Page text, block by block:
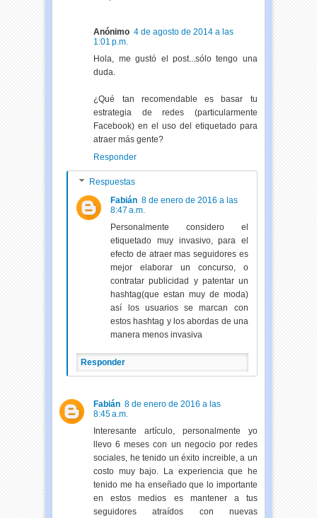
Anónimo 4 de agosto de 2014 a las
1:01 p.m.
Hola, me gustó el post...sólo tengo una
duda.
¿Qué tan recomendable es basar tu
estrategia de redes (particularmente
Facebook) en el uso del etiquetado para
atraer más gente?
Responder
Respuestas
Fabián 8 de enero de 2016 a las
8:47 a.m.
Personalmente considero el
etiquetado muy invasivo, para el
efecto de atraer mas seguidores es
mejor elaborar un concurso, o
contratar publicidad y patentar un
hashtag(que estan muy de moda)
así los usuarios se marcan con
estos hashtag y los abordas de una
manera menos invasiva
Responder
Fabián 8 de enero de 2016 a las
8:45 a.m.
Interesante artículo, personalmente yo
llevo 6 meses con un negocio por redes
sociales, he tenido un éxito increible, a un
costo muy bajo. La experiencia que he
tenido me ha enseñado que lo importante
en estos medios es mantener a tus
seguidores atraídos con nuevas